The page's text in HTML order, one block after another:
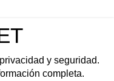
y seguridad.
completa.